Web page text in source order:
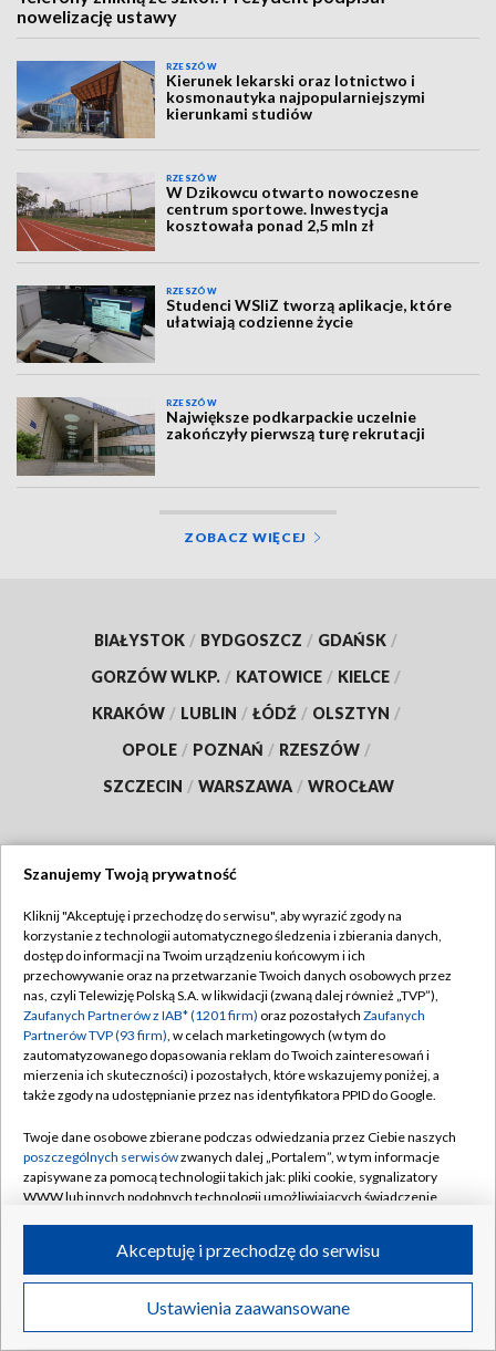
nowelizację ustawy
RZESZÓW
Kierunek lekarski oraz lotnictwo i
kosmonautyka najpopularniejszymi
kierunkami studiów
RZESZÓW
W Dzikowcu otwarto nowoczesne
centrum sportowe. Inwestycja
kosztowała ponad 2,5 mln zł
RZESZÓW
Studenci WSIiZ tworzą aplikacje, które
ułatwiają codzienne życie
RZESZÓW
Największe podkarpackie uczelnie
zakończyły pierwszą turę rekrutacji
ZOBACZ WIĘCEJ
BIAŁYSTOK / BYDGOSZCZ / GDAŃSK /
GORZÓW WLKP. / KATOWICE / KIELCE /
KRAKÓW / LUBLIN / ŁÓDŹ / OLSZTYN /
OPOLE / POZNAŃ / RZESZÓW /
SZCZECIN / WARSZAWA / WROCŁAW
TVP
Abonament TVP
Emisja w TVP
Centrum informacji TVP
Naziemna Telewizja Cyfrowa
Rada Programowa
System NOS
Informacje o nadawcy
Program dla prasy
Ogłoszenie przetargowe
Regulamin TVP
Polityka prywatności
Moje zgody
Pomoc
Kontakt
Kanały
©2026 Telewizja Polska S.A. w likwidacji
Szanujemy Twoją prywatność
Kliknij "Akceptuję i przechodzę do serwisu", aby wyrazić zgody na
korzystanie z technologii automatycznego śledzenia i zbierania danych,
dostęp do informacji na Twoim urządzeniu końcowym i ich
przechowywanie oraz na przetwarzanie Twoich danych osobowych przez
nas, czyli Telewizję Polską S.A. w likwidacji (zwaną dalej również „TVP”),
Zaufanych Partnerów z IAB* (1201 firm) oraz pozostałych Zaufanych
Partnerów TVP (93 firm), w celach marketingowych (w tym do
zautomatyzowanego dopasowania reklam do Twoich zainteresowań i
mierzenia ich skuteczności) i pozostałych, które wskazujemy poniżej, a
także zgody na udostępnianie przez nas identyfikatora PPID do Google.
Twoje dane osobowe zbierane podczas odwiedzania przez Ciebie naszych
poszczególnych serwisówzwanych dalej „Portalem”, w tym informacje
zapisywane za pomocą technologii takich jak: pliki cookie, sygnalizatory
WWW lub innych podobnych technologii umożliwiających świadczenie
ruchu w Internecie.
Twoje dane osobowe zbierane podczas odwiedzania przez Ciebie
poszczególnych serwisówna Portalu, takie jak adresy IP, identyfikatory
Ustawienia zaawansowane
Akceptuję i przechodzę do serwisu